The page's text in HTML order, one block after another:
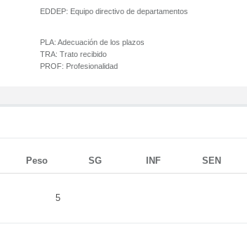
EDDEP: Equipo directivo de departamentos
PLA: Adecuación de los plazos
TRA: Trato recibido
PROF: Profesionalidad
Peso SG INF SEN
5